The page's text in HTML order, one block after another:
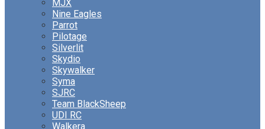
MJX
Nine Eagles
Parrot
Pilotage
Silverlit
Skydio
Skywalker
Syma
SJRC
Team BlackSheep
UDI RC
Walkera